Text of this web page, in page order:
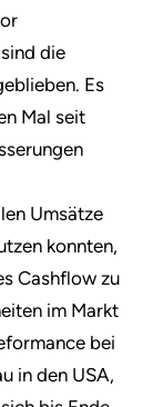
die
Es
Mal seit
Umsätze
konnten,
Cashflow zu
im Markt
bei
in den USA,